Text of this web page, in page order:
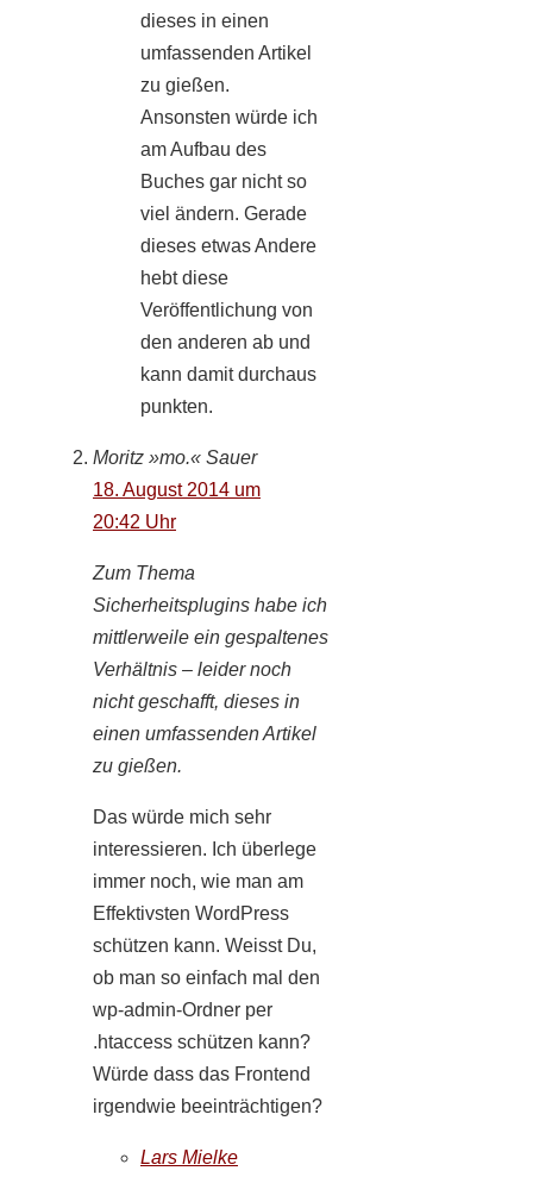
dieses in einen
umfassenden Artikel
zu gießen.
Ansonsten würde ich
am Aufbau des
Buches gar nicht so
viel ändern. Gerade
dieses etwas Andere
hebt diese
Veröffentlichung von
den anderen ab und
kann damit durchaus
punkten.
Moritz »mo.« Sauer
18. August 2014 um
20:42 Uhr
Zum Thema
Sicherheitsplugins habe ich
mittlerweile ein gespaltenes
Verhältnis – leider noch
nicht geschafft, dieses in
einen umfassenden Artikel
zu gießen.
Das würde mich sehr
interessieren. Ich überlege
immer noch, wie man am
Effektivsten WordPress
schützen kann. Weisst Du,
ob man so einfach mal den
wp-admin-Ordner per
.htaccess schützen kann?
Würde dass das Frontend
irgendwie beeinträchtigen?
Lars Mielke